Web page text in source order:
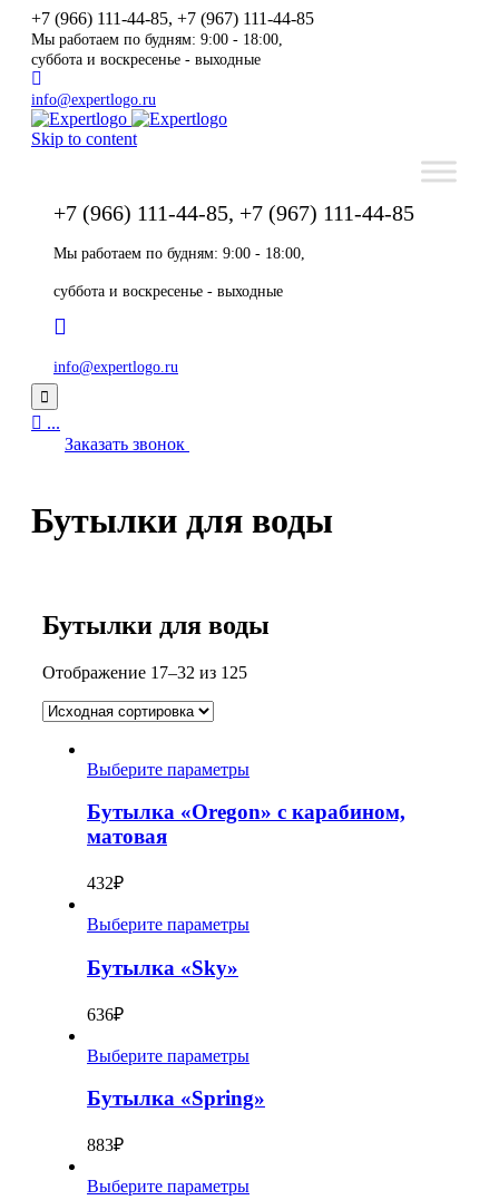
+7 (966) 111-44-85, +7 (967) 111-44-85
Мы работаем по будням: 9:00 - 18:00,
суббота и воскресенье - выходные
info@expertlogo.ru
Skip to content
+7 (966) 111-44-85, +7 (967) 111-44-85
Мы работаем по будням: 9:00 - 18:00,
суббота и воскресенье - выходные
info@expertlogo.ru

 ...
Заказать звонок
Бутылки для воды
Бутылки для воды
Отображение 17–32 из 125
Выберите параметры
Бутылка «Oregon» с карабином,
матовая
432₽
Выберите параметры
Бутылка «Sky»
636₽
Выберите параметры
Бутылка «Spring»
883₽
Выберите параметры